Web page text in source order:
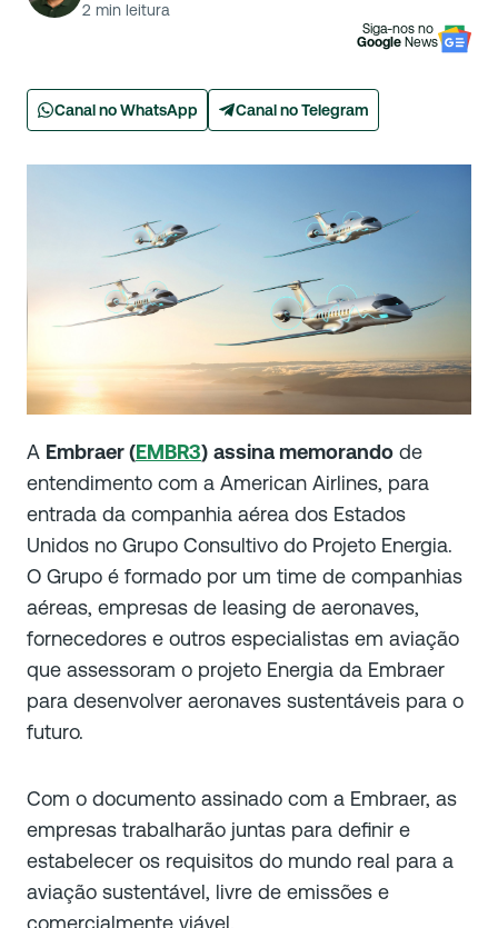
2 min leitura
Siga-nos no
Google News
Canal no WhatsApp Canal no Telegram
A Embraer (EMBR3) assina memorando de
entendimento com a American Airlines, para
entrada da companhia aérea dos Estados
Unidos no Grupo Consultivo do Projeto Energia.
O Grupo é formado por um time de companhias
aéreas, empresas de leasing de aeronaves,
fornecedores e outros especialistas em aviação
que assessoram o projeto Energia da Embraer
para desenvolver aeronaves sustentáveis para o
futuro.
Com o documento assinado com a Embraer, as
empresas trabalharão juntas para definir e
estabelecer os requisitos do mundo real para a
aviação sustentável, livre de emissões e
comercialmente viável.